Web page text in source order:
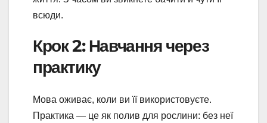
всюди.
Крок 2: Навчання через
практику
Мова оживає, коли ви її використовуєте.
Практика — це як полив для рослини: без неї